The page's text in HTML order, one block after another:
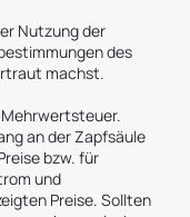
Nutzung der
des
machst.
Mehrwertsteuer.
an der Zapfsäule
bzw. für
und
Preise. Sollten